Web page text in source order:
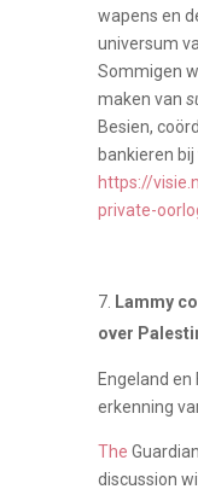
wapens en
universum
Sommigen
maken van
Besien,
bankieren
https://
private-
Lammy
over
Engeland
erkenning
The
discussion